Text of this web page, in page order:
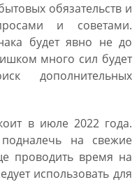
обязательств и
и советами.
будет явно не до
много сил будет
дополнительных
в июле 2022 года.
подналечь на свежие
проводить время на
использовать для